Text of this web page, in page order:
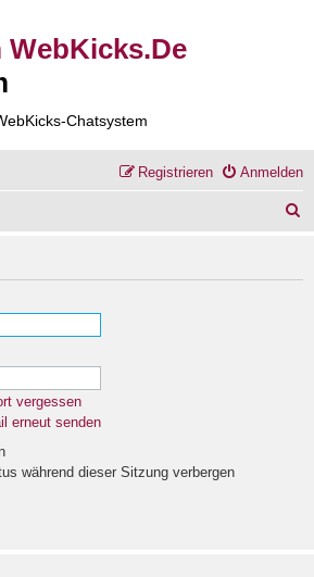
Chatsystem
Anmelden
Registrieren
vergessen
erneut senden
während dieser Sitzung verbergen